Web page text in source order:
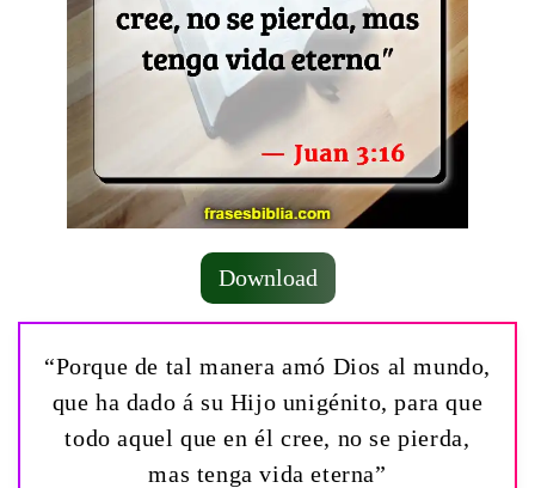
Download
“Porque de tal manera amó Dios al mundo,
que ha dado á su Hijo unigénito, para que
todo aquel que en él cree, no se pierda,
mas tenga vida eterna”